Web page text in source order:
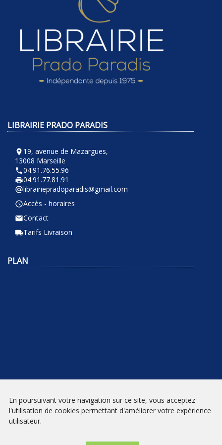
LIBRAIRIE PRADO PARADIS
room 19, avenue de Mazargues,
13008 Marseille
phone04.91.76.55.96
local_printshop04.91.77.81.91
alternate_emaillibrairiepradoparadis@gmail.com
query_builderAccès - horaires
emailContact
local_shippingTarifs Livraison
PLAN
NEWSLETTER
En poursuivant votre navigation sur ce site, vous acceptez
l'utilisation de cookies permettant d'améliorer votre expérience
utilisateur.